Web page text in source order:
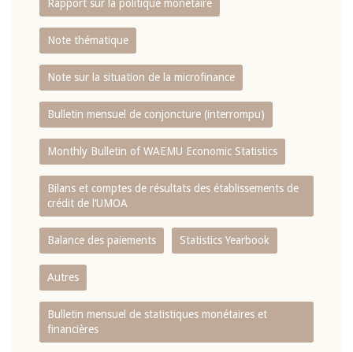
Rapport sur la politique monétaire
Note thématique
Note sur la situation de la microfinance
Bulletin mensuel de conjoncture (interrompu)
Monthly Bulletin of WAEMU Economic Statistics
Bilans et comptes de résultats des établissements de
crédit de l‘UMOA
Balance des paiements Statistics Yearbook
Autres
Bulletin mensuel de statistiques monétaires et
financières